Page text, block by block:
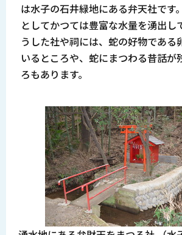
は水子の石井緑地にある弁天社です
としてかつては豊富な水量を湧出し
うした社や祠には、蛇の好物である
いるところや、蛇にまつわる昔話が
ろもあります。